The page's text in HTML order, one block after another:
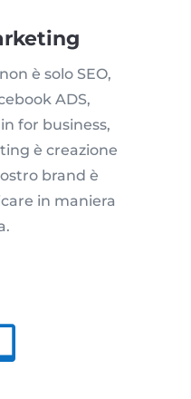
è solo SEO,
ADS,
for business,
è creazione
brand è
in maniera